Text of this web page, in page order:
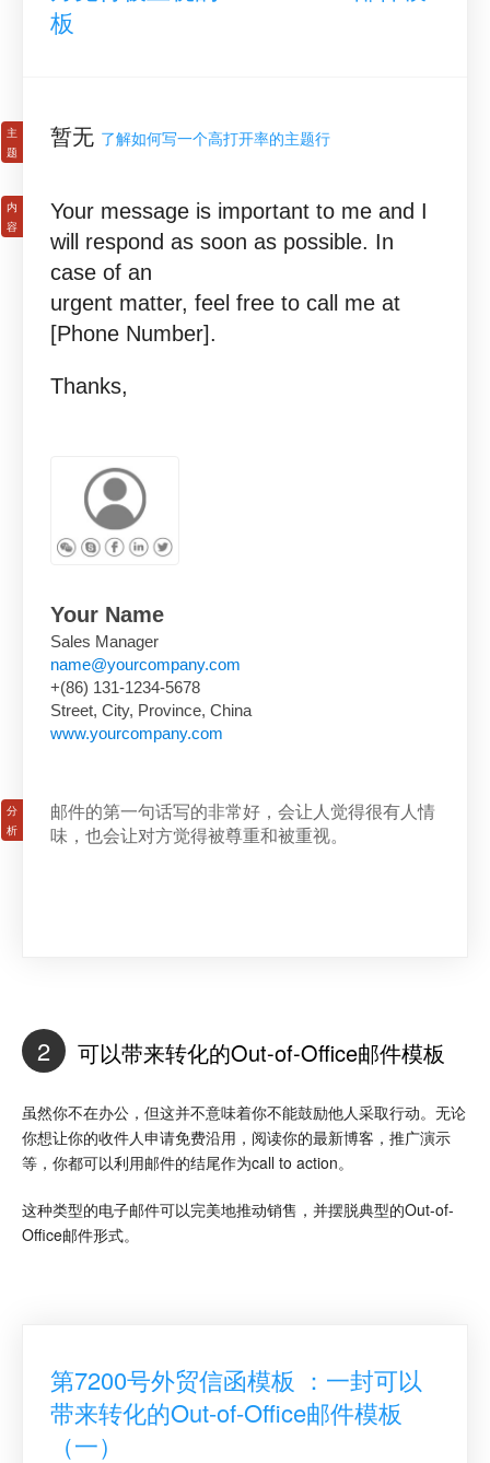
板
暂无 了解如何写一个高打开率的主题行
Your message is important to me and I
will respond as soon as possible. In
case of an
urgent matter, feel free to call me at
[Phone Number].
Thanks,
Your Name
Sales Manager
name@yourcompany.com
+(86) 131-1234-5678
Street, City, Province, China
www.yourcompany.com
邮件的第一句话写的非常好，会让人觉得很有人情
味，也会让对方觉得被尊重和被重视。
2 可以带来转化的Out-of-Office邮件模板
虽然你不在办公，但这并不意味着你不能鼓励他人采取行动。无论
你想让你的收件人申请免费沿用，阅读你的最新博客，推广演示
等，你都可以利用邮件的结尾作为call to action。
这种类型的电子邮件可以完美地推动销售，并摆脱典型的Out-of-
Office邮件形式。
第7200号外贸信函模板 ：一封可以
带来转化的Out-of-Office邮件模板
（一）